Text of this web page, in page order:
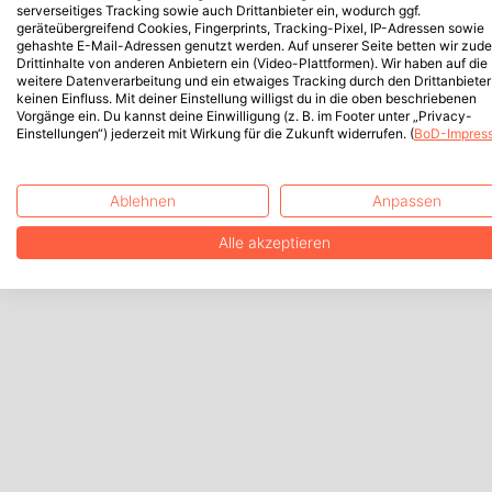
serverseitiges Tracking sowie auch Drittanbieter ein, wodurch ggf.
geräteübergreifend Cookies, Fingerprints, Tracking-Pixel, IP-Adressen sowie
gehashte E-Mail-Adressen genutzt werden. Auf unserer Seite betten wir
Drittinhalte von anderen Anbietern ein (Video-Plattformen). Wir haben auf die
weitere Datenverarbeitung und ein etwaiges Tracking durch den Drittanbieter
keinen Einfluss. Mit deiner Einstellung willigst du in die oben beschriebenen
Vorgänge ein. Du kannst deine Einwilligung (z. B. im Footer unter „Privacy-
Einstellungen“) jederzeit mit Wirkung für die Zukunft widerrufen. (BoD-
Ablehnen Anpassen
Alle akzeptieren